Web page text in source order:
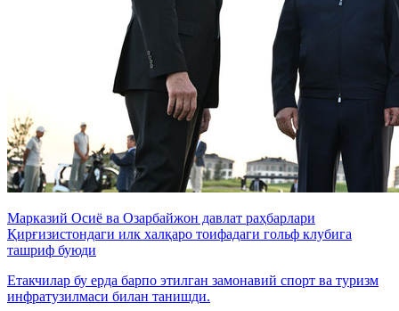
Марказий Осиё ва Озарбайжон давлат раҳбарлари
Қирғизистондаги илк халқаро тоифадаги гольф клубига
ташриф буюди
Етакчилар бу ерда барпо этилган замонавий спорт ва туризм
инфратузилмаси билан танишди.